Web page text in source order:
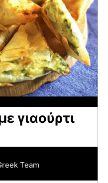
γιαούρτι
Team